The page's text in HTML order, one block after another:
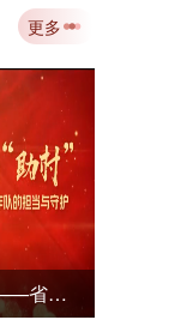
化转型
更多
扎根记：从“驻村”到“助村”——省委驻睢宁县乡村振兴工作队的担当与守护